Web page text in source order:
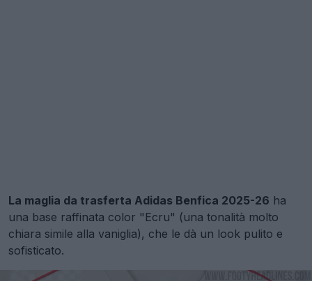
La maglia da trasferta Adidas Benfica 2025-26 ha
una base raffinata color "Ecru" (una tonalità molto
chiara simile alla vaniglia), che le dà un look pulito e
sofisticato.